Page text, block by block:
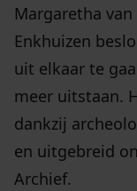
Margaretha
Enkhuizen
uit elkaar te
meer uitstaan.
dankzij
en uitgebreid
Archief.